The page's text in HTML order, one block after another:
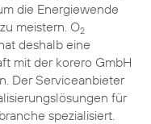
die Energiewende
meistern. O2
deshalb eine
mit der korero GmbH
Der Serviceanbieter
für
spezialisiert.